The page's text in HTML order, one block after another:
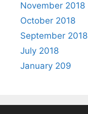
November 2018
October 2018
September 2018
July 2018
January 209